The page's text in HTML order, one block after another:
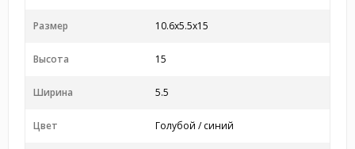
Размер 10.6x5.5x15
Высота 15
Ширина 5.5
Цвет Голубой / синий